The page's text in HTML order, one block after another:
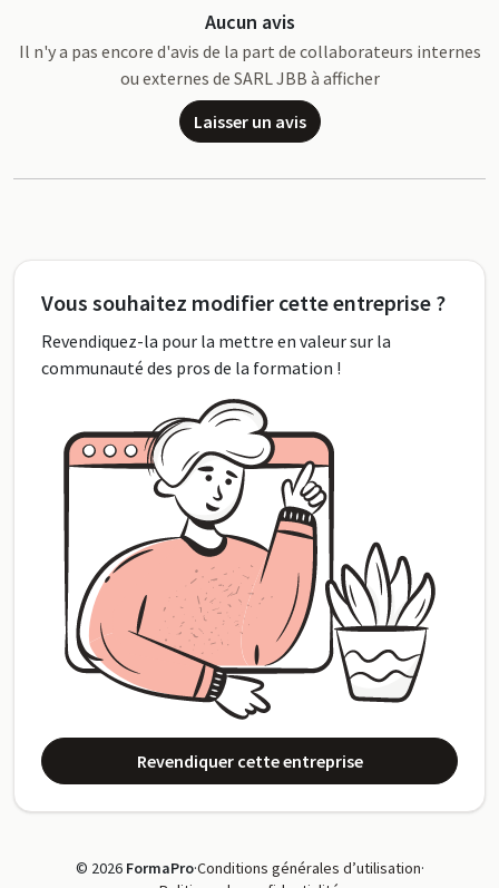
Aucun avis
Il n'y a pas encore d'avis de la part de collaborateurs internes
ou externes de SARL JBB à afficher
Laisser un avis
Vous souhaitez modifier cette entreprise ?
Revendiquez-la pour la mettre en valeur sur la
communauté des pros de la formation !
Revendiquer cette entreprise
© 2026 FormaPro·Conditions générales d’utilisation·